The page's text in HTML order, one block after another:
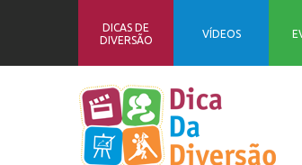
DICAS DE
DIVERSÃO
VÍDEOS